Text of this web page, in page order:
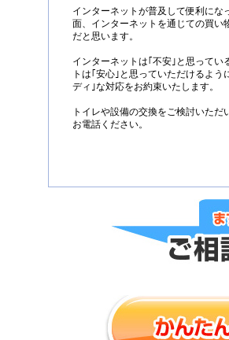
インターネットが普及して便利にな
面、インターネットを通じての買い
だと思います。
インターネットは｢不安｣と思ってい
トは｢安心｣と思っていただけるよう
ディ｣な対応をお約束いたします。
トイレや設備の交換をご検討いた
お電話ください。